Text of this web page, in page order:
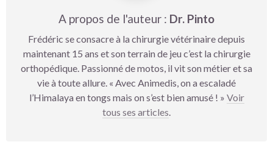
A propos de l'auteur : Dr. Pinto
Frédéric se consacre à la chirurgie vétérinaire depuis
maintenant 15 ans et son terrain de jeu c’est la chirurgie
orthopédique. Passionné de motos, il vit son métier et sa
vie à toute allure. « Avec Animedis, on a escaladé
l’Himalaya en tongs mais on s’est bien amusé ! » Voir
tous ses articles.